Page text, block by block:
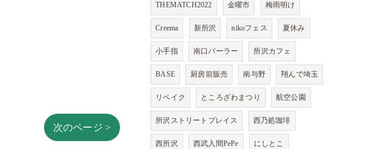
次のページ >
THEMATCH2022 金曜市 梅雨明け
Creema 新所沢 nikoフェス 夏休み
小手指 南口パーラー 所沢カフェ
BASE 厨房前販売 南与野 翔んで埼玉
リベイク ところざわまつり 航空公園
所沢ストリートプレイス 西乃処珈琲
西所沢 西武入間PePe にしとこ